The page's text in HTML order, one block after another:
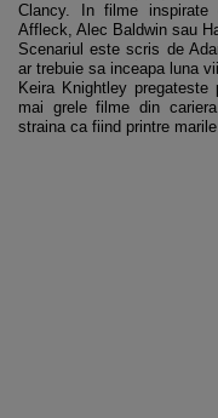
Clancy. In filme
Affleck, Alec Baldwin sau
Scenariul este scris de
ar trebuie sa inceapa luna
Keira Knightley
mai grele filme din
straina ca fiind printre